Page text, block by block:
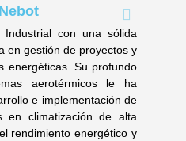
Industrial con una sólida
en gestión de proyectos y
energéticas. Su profundo
aerotérmicos le ha
e implementación de
en climatización de alta
rendimiento energético y